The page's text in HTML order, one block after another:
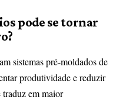
pode se tornar
sistemas pré-moldados de
produtividade e reduzir
traduz em maior